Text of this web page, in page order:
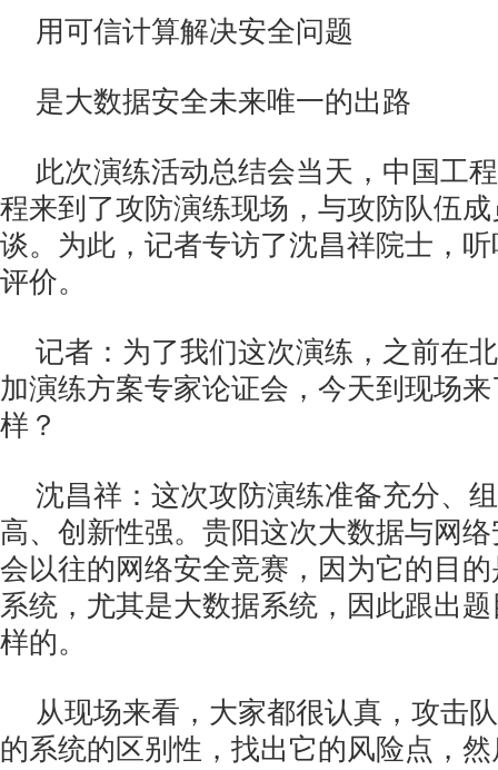
用可信计算解决安全问题
是大数据安全未来唯一的出路
此次演练活动总结会当天，中国工
程来到了攻防演练现场，与攻防队伍
谈。为此，记者专访了沈昌祥院士，
评价。
记者：为了我们这次演练，之前在
加演练方案专家论证会，今天到现场
样？
沈昌祥：这次攻防演练准备充分、
高、创新性强。贵阳这次大数据与网
会以往的网络安全竞赛，因为它的目
系统，尤其是大数据系统，因此跟出
样的。
从现场来看，大家都很认真，攻击
的系统的区别性，找出它的风险点，